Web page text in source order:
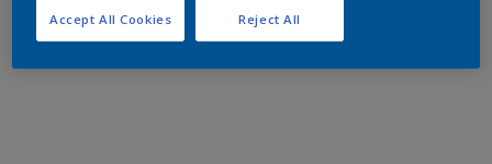
Reject All
Accept All Cookies